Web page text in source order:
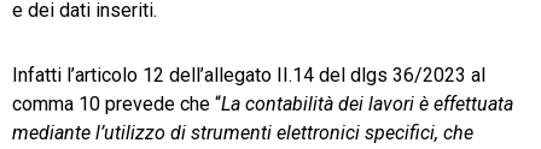
e dei dati inseriti.
Infatti l’articolo 12 dell’allegato II.14 del dlgs 36/2023 al
comma 10 prevede che “La contabilità dei lavori è effettuata
mediante l’utilizzo di strumenti elettronici specifici, che